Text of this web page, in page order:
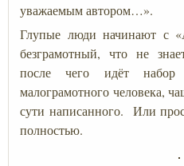
уважаемым автором…».
Глупые люди начинают с
безграмотный, что не
после чего идёт набор
малограмотного человека,
сути написанного. Или
полностью.